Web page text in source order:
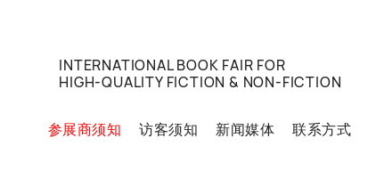
INTERNATIONAL BOOK FAIR FOR
HIGH-QUALITY FICTION & NON-FICTION
参展商须知 访客须知 新闻媒体 联系方式